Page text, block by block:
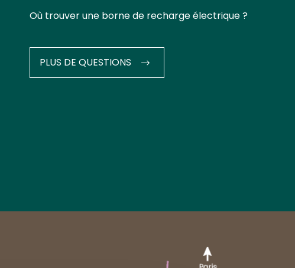
Où trouver une borne de recharge électrique ?
PLUS DE QUESTIONS